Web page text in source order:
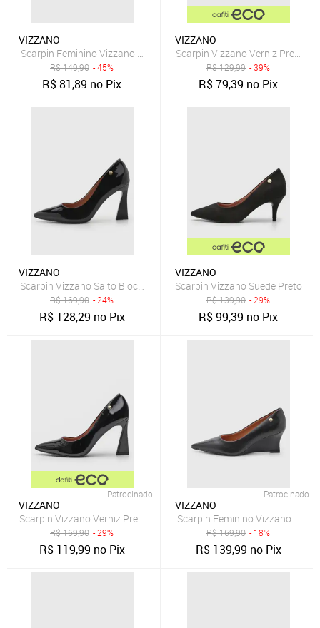
VIZZANO
Scarpin Feminino Vizzano Salto Fino Preto
R$149,90 - 45%
R$81,89 no Pix
VIZZANO
Scarpin Vizzano Verniz Preto
R$129,99 - 39%
R$79,39 no Pix
VIZZANO
Scarpin Vizzano Salto Bloco Bico Fino Preto
R$169,90 - 24%
R$ 128,29 no Pix
VIZZANO
Scarpin Vizzano Suede Preto
R$139,90 - 29%
R$99,39 no Pix
Patrocinado
VIZZANO
Scarpin Vizzano Verniz Preto
R$169,90 - 29%
R$ 119,99 no Pix
Patrocinado
VIZZANO
Scarpin Feminino Vizzano
R$169,90 - 18%
R$ 139,99 no Pix